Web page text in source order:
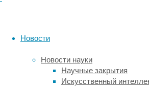
Новости
Новости науки
Научные закрытия
Искусственный
расползаться